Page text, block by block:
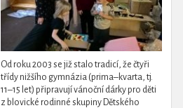
Od roku 2003 se již stalo tradicí, že čtyři
třídy nižšího gymnázia (prima–kvarta, tj.
11–15 let) připravují vánoční dárky pro děti
z blovické rodinné skupiny Dětského